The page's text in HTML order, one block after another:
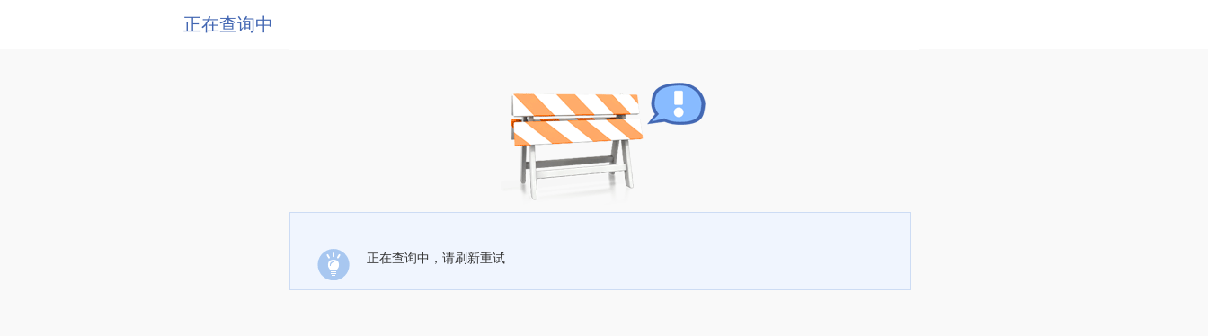
正在查询中
正在查询中，请刷新重试